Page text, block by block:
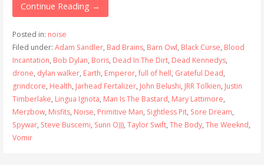
Continue Reading →
Posted in: noise
Filed under: Adam Sandler, Bad Brains, Barn Owl, Black Curse, Blood
Incantation, Bob Dylan, Boris, Dead In The Dirt, Dead Kennedys,
drone, dylan walker, Earth, Emperor,full of hell, Grateful Dead,
grindcore, Health, Jarhead Fertalizer, John Belushi, JRR Tolkien, Justin
Timberlake, Lingua Ignota, Man Is The Bastard, Mary Lattimore,
Merzbow, Misfits, Noise, Primitive Man, Sightless Pit, Sore Dream,
Spywar, Steve Buscemi, Sunn O))), Taylor Swift, The Body, The Weeknd,
Vomir